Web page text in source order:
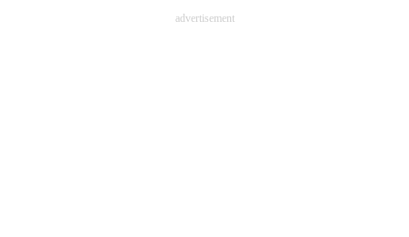
advertisement